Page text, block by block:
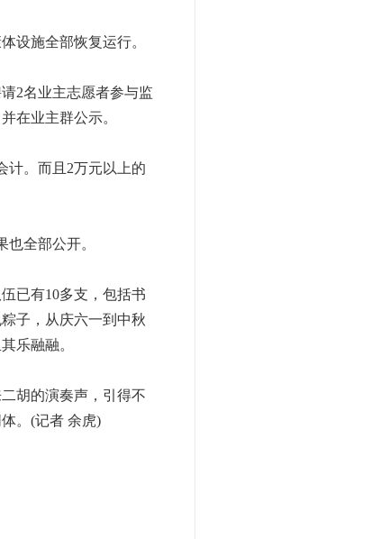
设施全部恢复运行。
2名业主志愿者参与监
在业主群公示。
计。而且2万元以上的
全部公开。
已有10多支，包括书
子，从庆六一到中秋
乐融融。
胡的演奏声，引得不
。(记者 余虎)